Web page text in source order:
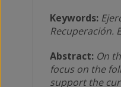
Keywords:
Recuperación.
Abstract: On
focus on the
support the